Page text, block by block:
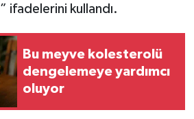
ifadelerini kullandı.
Bu meyve kolesterolü
dengelemeye yardımcı
oluyor